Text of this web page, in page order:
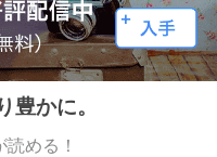
豊かに。
める！